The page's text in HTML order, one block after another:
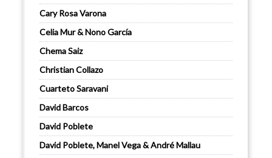
Cary Rosa Varona
Celia Mur & Nono García
Chema Saiz
Christian Collazo
Cuarteto Saravani
David Barcos
David Poblete
David Poblete, Manel Vega & André Mallau